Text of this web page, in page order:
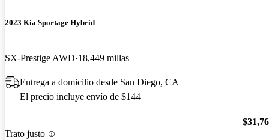
2023 Kia Sportage Hybrid
SX-Prestige AWD 18,449 millas
Entrega a domicilio desde San Diego, CA
El precio incluye envío de $144
Trato justo